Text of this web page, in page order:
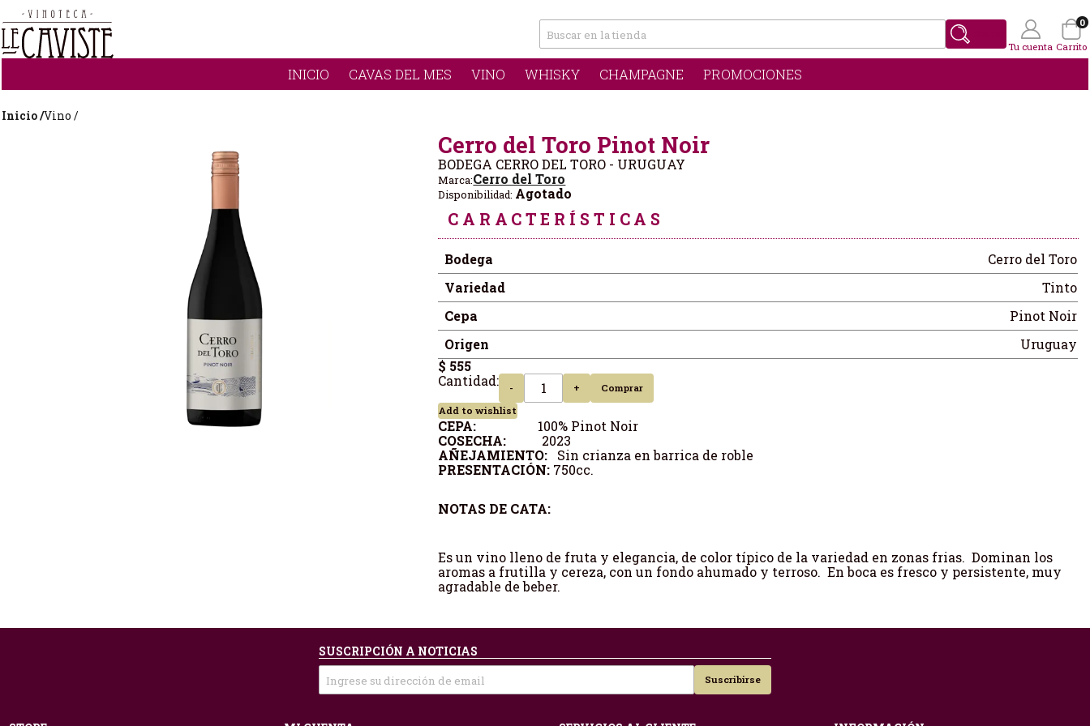
INICIO CAVAS DEL MES VINO WHISKY CHAMPAGNE PROMOCIONES
Tu cuenta Carrito
0
Inicio /Vino /
Cerro del Toro Pinot Noir
BODEGA CERRO DEL TORO - URUGUAY
Marca:Cerro del Toro
Disponibilidad: Agotado
CARACTERÍSTICAS
Bodega
Cerro del Toro
Variedad
Tinto
Cepa
Pinot Noir
Origen
Uruguay
$ 555
Cantidad:
- +
Comprar
Add to wishlist
CEPA: 100% Pinot Noir
COSECHA: 2023
AÑEJAMIENTO: Sin crianza en barrica de roble
PRESENTACIÓN: 750cc.
NOTAS DE CATA:
Es un vino lleno de fruta y elegancia, de color típico de la variedad en zonas frias. Dominan los
aromas a frutilla y cereza, con un fondo ahumado y terroso. En boca es fresco y persistente, muy
agradable de beber.
SUSCRIPCIÓN A NOTICIAS
Suscribirse